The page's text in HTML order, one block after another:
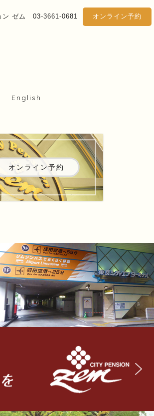
ン ゼム 03-3661-0681 オンライン予約
English
オンライン予約